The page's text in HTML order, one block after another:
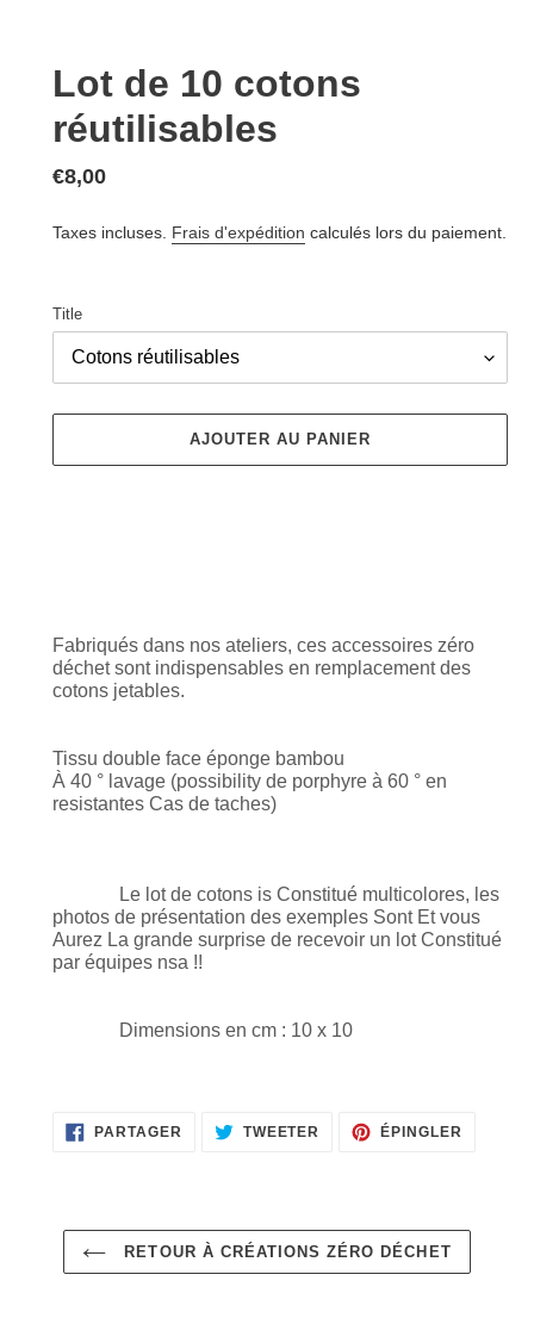
Lot de 10 cotons
réutilisables
Prix
€8,00
Taxes incluses. Frais d'expédition calculés lors du paiement.
Title
AJOUTER AU PANIER
d'un
produit
à
Fabriqués dans nos ateliers, ces accessoires zéro
déchet sont indispensables en remplacement des
cotons jetables.
Tissu double face éponge bambou
À 40 ° lavage (possibility de porphyre à 60 ° en
resistantes Cas de taches)
Le lot de cotons is Constitué multicolores, les
photos de présentation des exemples Sont Et vous
Aurez La grande surprise de recevoir un lot Constitué
par équipes nsa !!
Dimensions en cm : 10 x 10
PARTAGER PARTAGER
SUR
TWEETER TWEETER
SUR
ÉPINGLER
RETOUR À CRÉATIONS ZÉRO DÉCHET